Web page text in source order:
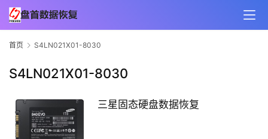
首页 S4LN021X01-8030
S4LN021X01-8030
三星固态硬盘数据恢复